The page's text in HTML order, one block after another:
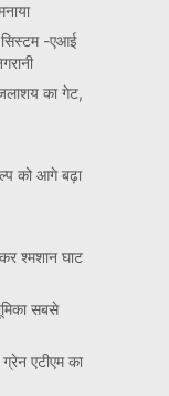
सिस्टम -एआई
जलाशय का गेट,
को आगे बढ़ा
श्मशान घाट
सबसे
एटीएम का